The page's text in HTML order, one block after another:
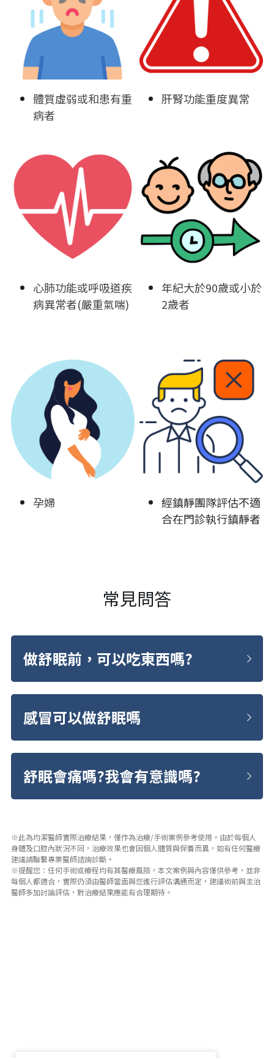
體質虛弱或和患有重
病者
肝腎功能重度異常
心肺功能或呼吸道疾
病異常者(嚴重氣喘)
年紀大於90歲或小於
2歲者
孕婦
經鎮靜團隊評估不適
合在門診執行鎮靜者
常見問答
做舒眠前，可以吃東西嗎?
感冒可以做舒眠嗎
舒眠會痛嗎?我會有意識嗎?
※此為均潔醫師實際治療結果，僅作為治療/手術案例參考使用。由於每個人
身體及口腔內狀況不同，治療效果也會因個人體質與保養而異，如有任何醫療
建議請聯繫專業醫師諮詢診斷。
※提醒您：任何手術或療程均有其醫療風險，本文案例與內容僅供參考，並非
每個人都適合，實際仍須由醫師當面與您進行評估溝通而定，建議術前與主治
醫師多加討論評估，對治療結果應能有合理期待。